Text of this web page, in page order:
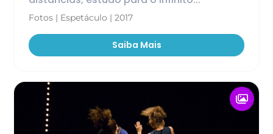
Fotos | Espetáculo | 2017
Saiba Mais